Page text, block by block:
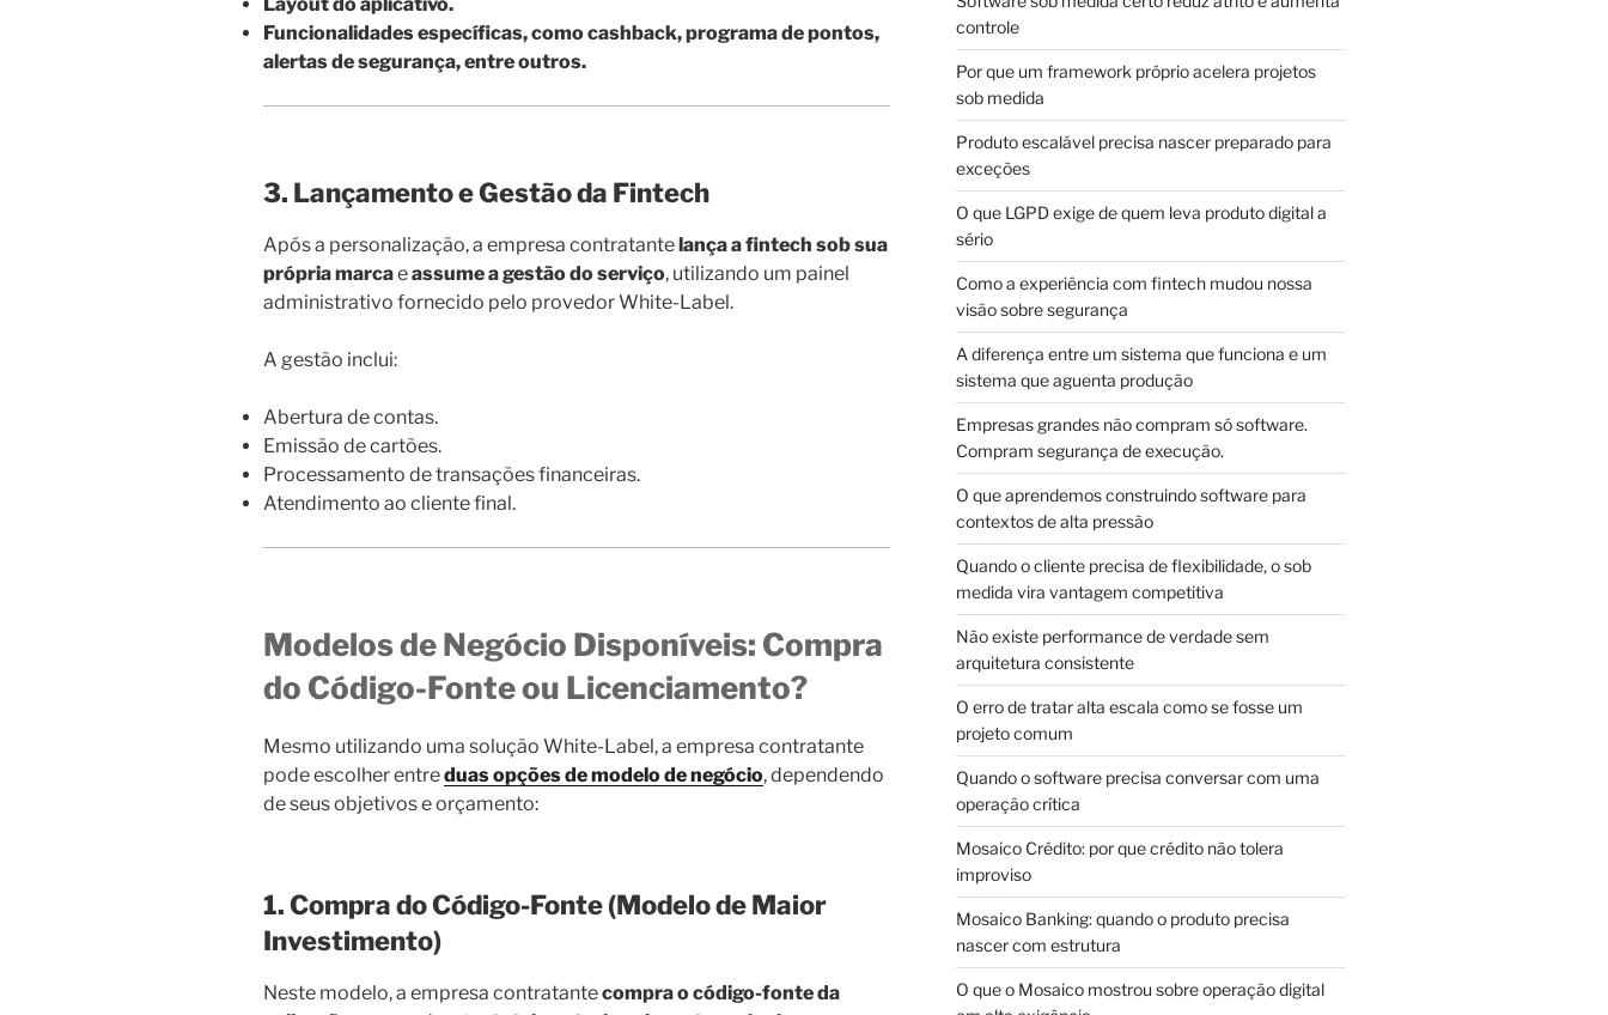
Funcionalidades específicas, como cashback, programa de pontos,
alertas de segurança, entre outros.
3. Lançamento e Gestão da Fintech
Após a personalização, a empresa contratantelança a fintech sob sua
própria marcaeassume a gestão do serviço, utilizando um painel
administrativo fornecido pelo provedor White-Label.
A gestão inclui:
Abertura de contas.
Emissão de cartões.
Processamento de transações financeiras.
Atendimento ao cliente final.
Modelos de Negócio Disponíveis: Compra
do Código-Fonte ou Licenciamento?
Mesmo utilizando uma solução White-Label, a empresa contratante
pode escolher entreduas opções de modelo de negócio, dependendo
de seus objetivos e orçamento:
1. Compra do Código-Fonte (Modelo de Maior
Investimento)
Neste modelo, a empresa contratantecompra o código-fonte da
controle
Por que um framework próprio acelera projetos
sob medida
Produto escalável precisa nascer preparado para
exceções
O que LGPD exige de quem leva produto digital a
sério
Como a experiência com fintech mudou nossa
visão sobre segurança
A diferença entre um sistema que funciona e um
sistema que aguenta produção
Empresas grandes não compram só software.
Compram segurança de execução.
O que aprendemos construindo software para
contextos de alta pressão
Quando o cliente precisa de flexibilidade, o sob
medida vira vantagem competitiva
Não existe performance de verdade sem
arquitetura consistente
O erro de tratar alta escala como se fosse um
projeto comum
Quando o software precisa conversar com uma
operação crítica
Mosaico Crédito: por que crédito não tolera
improviso
Mosaico Banking: quando o produto precisa
nascer com estrutura
O que o Mosaico mostrou sobre operação digital